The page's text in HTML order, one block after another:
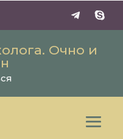
Очно и